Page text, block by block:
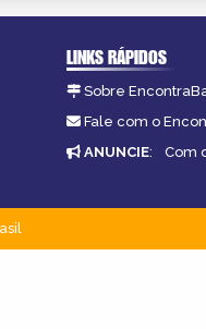
LINKS RÁPIDOS
Sobre
Fale com o
ANUNCIE: Com